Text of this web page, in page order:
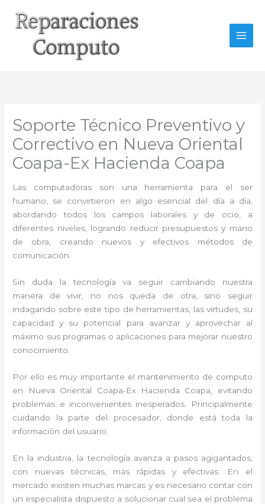
contenido
Soporte Técnico Preventivo y
Correctivo en Nueva Oriental
Coapa-Ex Hacienda Coapa
Las computadoras son una herramienta para el ser
humano, se convirtieron en algo esencial del día a día,
abordando todos los campos laborales y de ocio, a
diferentes niveles, logrando reducir presupuestos y mano
de obra, creando nuevos y efectivos métodos de
comunicación.
Sin duda la tecnología va seguir cambiando nuestra
manera de vivir, no nos queda de otra, sino seguir
indagando sobre este tipo de herramientas, las virtudes, su
capacidad y su potencial para avanzar y aprovechar al
máximo sus programas o aplicaciones para mejorar nuestro
conocimiento.
Por ello es muy importante el mantenimiento de computo
en Nueva Oriental Coapa-Ex Hacienda Coapa, evitando
problemas e inconvenientes inesperados. Principalmente
cuidando la parte del procesador, donde está toda la
información del usuario.
En la industria, la tecnología avanza a pasos agigantados,
con nuevas técnicas, más rápidas y efectivas. En el
mercado existen muchas marcas y es necesario contar con
un especialista dispuesto a solucionar cual sea el problema